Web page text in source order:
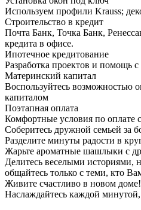
Используем профили Krauss;
Строительство в кредит
Почта Банк, Точка Банк,
кредита в офисе.
Ипотечное кредитование
Разработка проектов и помощь
Материнский капитал
Воспользуйтесь возможностью
капиталом
Поэтапная оплата
Комфортные условия по оплате
Соберитесь дружной семьей за
Разделите минуты радости в
Жарьте ароматные шашлыки с
Делитесь веселыми историями,
общайтесь только с теми, кто
Живите счастливо в новом доме!
Наслаждайтесь каждой